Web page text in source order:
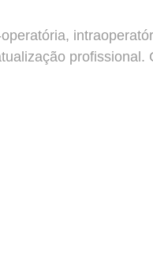
profissional.